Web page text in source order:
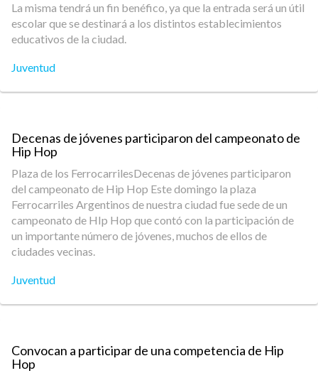
La misma tendrá un fin benéfico, ya que la entrada será un útil
escolar que se destinará a los distintos establecimientos
educativos de la ciudad.
Juventud
Decenas de jóvenes participaron del campeonato de
Hip Hop
Plaza de los FerrocarrilesDecenas de jóvenes participaron
del campeonato de Hip Hop Este domingo la plaza
Ferrocarriles Argentinos de nuestra ciudad fue sede de un
campeonato de HIp Hop que contó con la participación de
un importante número de jóvenes, muchos de ellos de
ciudades vecinas.
Juventud
Convocan a participar de una competencia de Hip
Hop